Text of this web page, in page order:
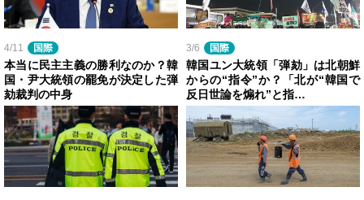
4/11 国際
本当に民主主義の勝利なのか？韓
国・尹大統領の罷免が決定した弾
劾裁判の中身
3/6 国際
韓国ユン大統領「弾劾」は北朝鮮
からの“指令”か？「北が“韓国で
反日世論を煽れ”と指…